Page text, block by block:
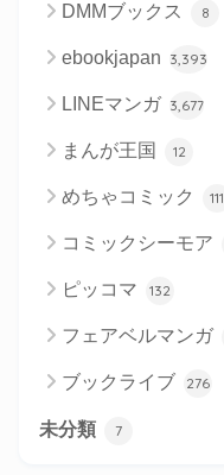
DMMブックス 8
ebookjapan 3,393
LINEマンガ 3,677
まんが王国 12
めちゃコミック 111
コミックシーモア
ピッコマ 132
フェアベルマンガ
ブックライブ 276
未分類 7